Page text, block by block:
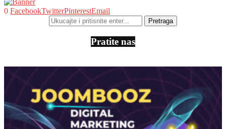
0 FacebookTwitterPinterestEmail
Pratite nas